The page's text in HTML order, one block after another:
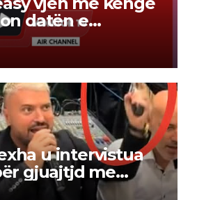
datën e
u intervistua
gjuajtjd me
i tij